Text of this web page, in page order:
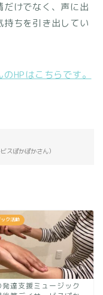
けでなく、声に出
持ちを引き出してい
HPはこちらです。
スぽかぽかさん）
ク活動
発達支援ミュージック